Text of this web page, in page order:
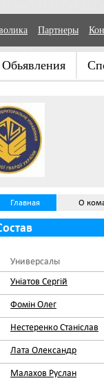
Партнеры
Обьявления
Главная О
Универсалы
Уніатов Сергій
Фомін Олег
Нестеренко Станіслав
Лата Олександр
Малахов Руслан